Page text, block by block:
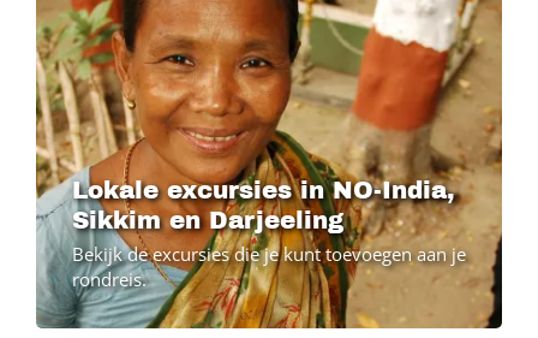
Lokale excursies in NO-India,
Sikkim en Darjeeling
Bekijk de excursies die je kunt toevoegen aan je
rondreis.